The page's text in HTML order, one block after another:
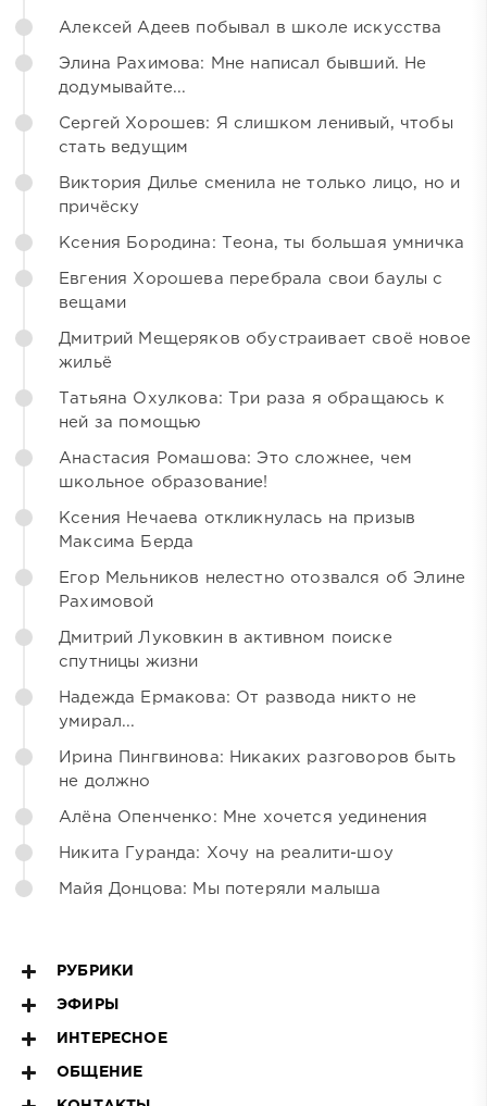
Алексей Адеев побывал в школе искусства
Элина Рахимова: Мне написал бывший. Не
додумывайте...
Сергей Хорошев: Я слишком ленивый, чтобы
стать ведущим
Виктория Дилье сменила не только лицо, но и
причёску
Ксения Бородина: Теона, ты большая умничка
Евгения Хорошева перебрала свои баулы с
вещами
Дмитрий Мещеряков обустраивает своё новое
жильё
Татьяна Охулкова: Три раза я обращаюсь к
ней за помощью
Анастасия Ромашова: Это сложнее, чем
школьное образование!
Ксения Нечаева откликнулась на призыв
Максима Берда
Егор Мельников нелестно отозвался об Элине
Рахимовой
Дмитрий Луковкин в активном поиске
спутницы жизни
Надежда Ермакова: От развода никто не
умирал...
Ирина Пингвинова: Никаких разговоров быть
не должно
Алёна Опенченко: Мне хочется уединения
Никита Гуранда: Хочу на реалити-шоу
Майя Донцова: Мы потеряли малыша
РУБРИКИ
ЭФИРЫ
ИНТЕРЕСНОЕ
ОБЩЕНИЕ